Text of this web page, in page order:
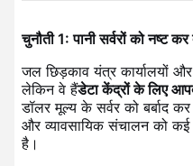
चुनौती 1: पानी सर्वरों को नष्ट कर
जल छिड़काव यंत्र कार्यालयों
लेकिन वे हैंडेटा केंद्रों के लिए
डॉलर मूल्य के सर्वर को बर्बाद
और व्यावसायिक संचालन को कई
है।